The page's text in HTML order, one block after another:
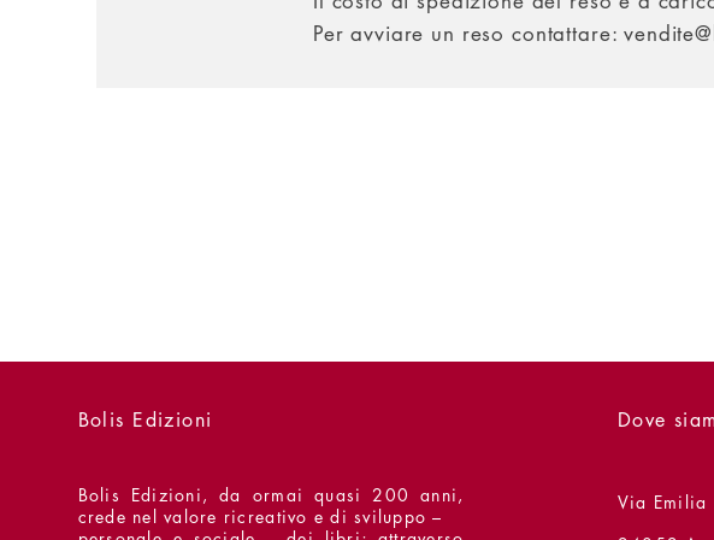
Per avviare un reso contattare:
Bolis Edizioni
Bolis Edizioni, da ormai quasi 200 anni,
crede nel valore ricreativo e di sviluppo –
Dove
Via Emilia